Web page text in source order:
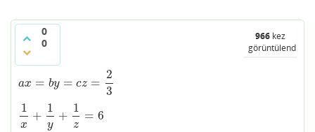
0
0
966 kez
görüntülendi
ax = by = cz =
2
3
ax= by =cz =2 3
1
x
+
1
y
+
1
z
= 6
1x +1y +1 z=6